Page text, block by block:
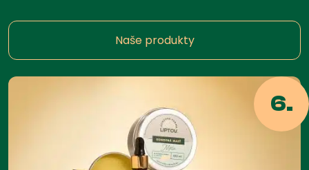
Naše produkty
6.